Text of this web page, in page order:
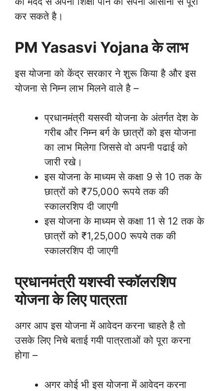
कर सकते है।
PM Yasasvi Yojana के लाभ
इस योजना को केंद्र सरकार ने शुरू किया है और इस
योजना से निम्न लाभ मिलने वाले है –
प्रधानमंत्री यसस्वी योजना के अंतर्गत देश के
गरीब और निम्न बर्ग के छात्रों को इस योजना
का लाभ मिलेगा जिससे वो अपनी पढाई को
जारी रखे।
इस योजना के माध्यम से कक्षा 9 से 10 तक के
छात्रों को ₹75,000 रूपये तक की
स्कालरशिप दी जाएगी
इस योजना के माध्यम से कक्षा 11 से 12 तक के
छात्रों को ₹1,25,000 रूपये तक की
स्कालरशिप दी जाएगी
प्रधानमंत्री यशस्वी स्कॉलरशिप
योजना के लिए पात्रता
अगर आप इस योजना में आवेदन करना चाहते है तो
उसके लिए निचे बताई गयी पात्रताओं को पूरा करना
होगा –
अगर कोई भी इस योजना में आवेदन करना